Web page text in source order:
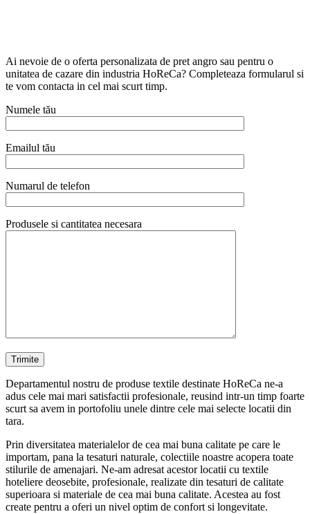
Ai nevoie de o oferta personalizata de pret angro sau pentru o
unitatea de cazare din industria HoReCa? Completeaza formularul si
te vom contacta in cel mai scurt timp.
Numele tău
Emailul tău
Numarul de telefon
Produsele si cantitatea necesara
Departamentul nostru de produse textile destinate HoReCa ne-a
adus cele mai mari satisfactii profesionale, reusind intr-un timp foarte
scurt sa avem in portofoliu unele dintre cele mai selecte locatii din
tara.
Prin diversitatea materialelor de cea mai buna calitate pe care le
importam, pana la tesaturi naturale, colectiile noastre acopera toate
stilurile de amenajari. Ne-am adresat acestor locatii cu textile
hoteliere deosebite, profesionale, realizate din tesaturi de calitate
superioara si materiale de cea mai buna calitate. Acestea au fost
create pentru a oferi un nivel optim de confort si longevitate.